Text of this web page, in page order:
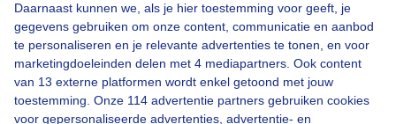
Daarnaast kunnen we, als je hier toestemming voor geeft, je
gegevens gebruiken om onze content, communicatie en aanbod
te personaliseren en je relevante advertenties te tonen, en voor
marketingdoeleinden delen met 4 mediapartners. Ook content
van 13 externe platformen wordt enkel getoond met jouw
toestemming. Onze 114 advertentie partners gebruiken cookies
voor gepersonaliseerde advertenties, advertentie- en
Buienradar Team
Privacy beleid
Cookie beleid
Privacy instellingen